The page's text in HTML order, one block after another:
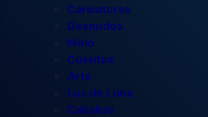
Caricaturas
Desnudos
Melo
Cuentos
Arte
Luz de Luna
Caballos